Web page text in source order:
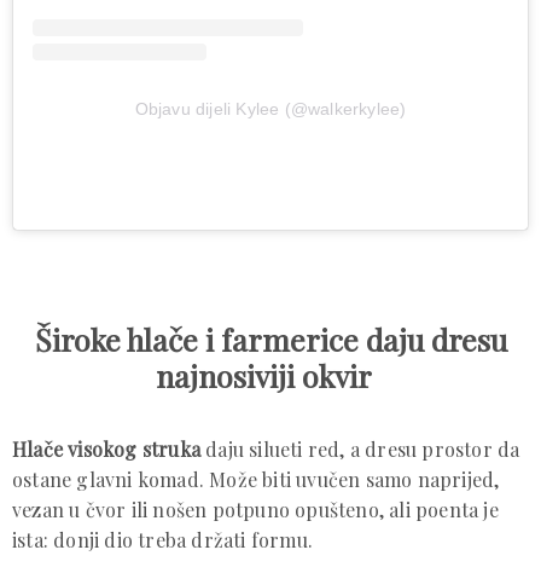
Objavu dijeli Kylee (@walkerkylee)
Široke hlače i farmerice daju dresu
najnosiviji okvir
Hlače visokog strukadaju silueti red, a dresu prostor da
ostane glavni komad. Može biti uvučen samo naprijed,
vezan u čvor ili nošen potpuno opušteno, ali poenta je
ista: donji dio treba držati formu.